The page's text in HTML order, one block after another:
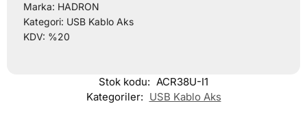
Marka: HADRON
Kategori: USB Kablo Aks
KDV: %20
Stok kodu: ACR38U-I1
Kategoriler: USB Kablo Aks